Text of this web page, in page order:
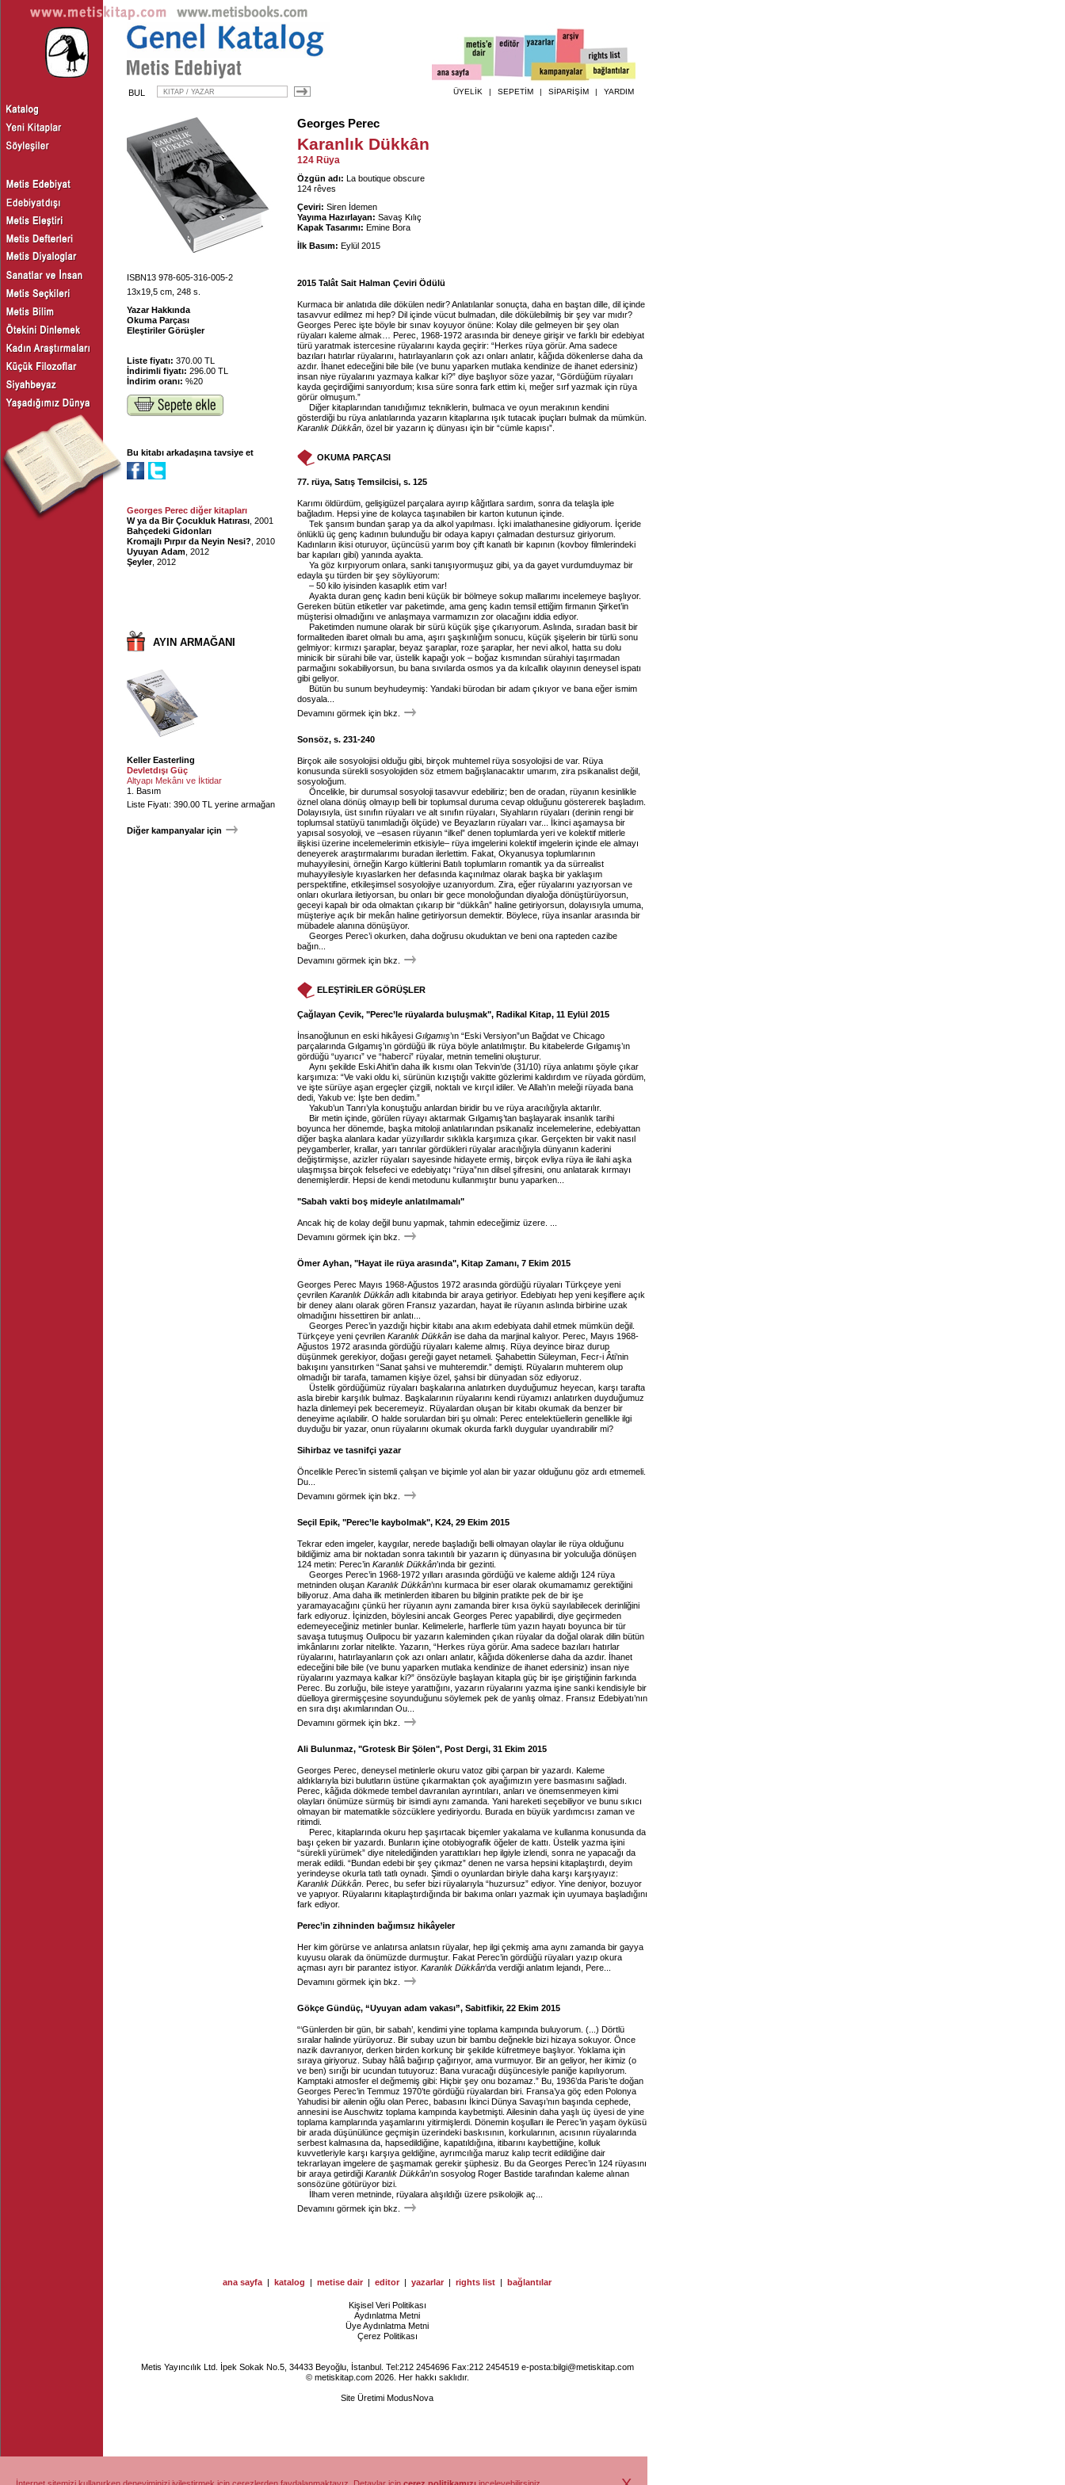
BUL ÜYELİK | SEPETİM | SİPARİŞİM | YARDIM
ISBN13 978-605-316-005-2
13x19,5 cm, 248 s.
Yazar Hakkında
Okuma Parçası
Eleştiriler Görüşler
Liste fiyatı: 370.00 TL
İndirimli fiyatı: 296.00 TL
İndirim oranı: %20
Bu kitabı arkadaşına tavsiye et
Georges Perec diğer kitapları
W ya da Bir Çocukluk Hatırası , 2001
Bahçedeki Gidonları
Kromajlı Pırpır da Neyin Nesi? , 2010
Uyuyan Adam , 2012
Şeyler, 2012
AYIN ARMAĞANI
Keller Easterling
Devletdışı Güç
Altyapı Mekânı ve İktidar
1. Basım
Liste Fiyatı: 390.00 TL yerine armağan
Diğer kampanyalar için
Georges Perec
Karanlık Dükkân
124 Rüya
Özgün adı: La boutique obscure
124 rêves
Çeviri: Siren İdemen
Yayıma Hazırlayan: Savaş Kılıç
Kapak Tasarımı: Emine Bora
İlk Basım: Eylül 2015
2015 Talât Sait Halman Çeviri Ödülü
Kurmaca bir anlatıda dile dökülen nedir? Anlatılanlar sonuçta, daha en baştan dille, dil içinde
tasavvur edilmez mi hep? Dil içinde vücut bulmadan, dile dökülebilmiş bir şey var mıdır?
Georges Perec işte böyle bir sınav koyuyor önüne: Kolay dile gelmeyen bir şey olan
rüyaları kaleme almak… Perec, 1968-1972 arasında bir deneye girişir ve farklı bir edebiyat
türü yaratmak istercesine rüyalarını kayda geçirir: “Herkes rüya görür. Ama sadece
bazıları hatırlar rüyalarını, hatırlayanların çok azı onları anlatır, kâğıda dökenlerse daha da
azdır. İhanet edeceğini bile bile (ve bunu yaparken mutlaka kendinize de ihanet edersiniz)
insan niye rüyalarını yazmaya kalkar ki?” diye başlıyor söze yazar, “Gördüğüm rüyaları
kayda geçirdiğimi sanıyordum; kısa süre sonra fark ettim ki, meğer sırf yazmak için rüya
görür olmuşum.”
Diğer kitaplarından tanıdığımız tekniklerin, bulmaca ve oyun merakının kendini
gösterdiği bu rüya anlatılarında yazarın kitaplarına ışık tutacak ipuçları bulmak da mümkün.
Karanlık Dükkân , özel bir yazarın iç dünyası için bir “cümle kapısı”.
OKUMA PARÇASI
77. rüya, Satış Temsilcisi, s. 125
Karımı öldürdüm, gelişigüzel parçalara ayırıp kâğıtlara sardım, sonra da telaşla iple
bağladım. Hepsi yine de kolayca taşınabilen bir karton kutunun içinde.
Tek şansım bundan şarap ya da alkol yapılması. İçki imalathanesine gidiyorum. İçeride
önlüklü üç genç kadının bulunduğu bir odaya kapıyı çalmadan destursuz giriyorum.
Kadınların ikisi oturuyor, üçüncüsü yarım boy çift kanatlı bir kapının (kovboy filmlerindeki
bar kapıları gibi) yanında ayakta.
Ya göz kırpıyorum onlara, sanki tanışıyormuşuz gibi, ya da gayet vurdumduymaz bir
edayla şu türden bir şey söylüyorum:
– 50 kilo iyisinden kasaplık etim var!
Ayakta duran genç kadın beni küçük bir bölmeye sokup mallarımı incelemeye başlıyor.
Gereken bütün etiketler var paketimde, ama genç kadın temsil ettiğim firmanın Şirket’in
müşterisi olmadığını ve anlaşmaya varmamızın zor olacağını iddia ediyor.
Paketimden numune olarak bir sürü küçük şişe çıkarıyorum. Aslında, sıradan basit bir
formaliteden ibaret olmalı bu ama, aşırı şaşkınlığım sonucu, küçük şişelerin bir türlü sonu
gelmiyor: kırmızı şaraplar, beyaz şaraplar, roze şaraplar, her nevi alkol, hatta su dolu
minicik bir sürahi bile var, üstelik kapağı yok – boğaz kısmından sürahiyi taşırmadan
parmağını sokabiliyorsun, bu bana sıvılarda osmos ya da kılcallık olayının deneysel ispatı
gibi geliyor.
Bütün bu sunum beyhudeymiş: Yandaki bürodan bir adam çıkıyor ve bana eğer ismim
dosyala...
Devamını görmek için bkz.
Sonsöz, s. 231-240
Birçok aile sosyolojisi olduğu gibi, birçok muhtemel rüya sosyolojisi de var. Rüya
konusunda sürekli sosyolojiden söz etmem bağışlanacaktır umarım, zira psikanalist değil,
sosyoloğum.
Öncelikle, bir durumsal sosyoloji tasavvur edebiliriz; ben de oradan, rüyanın kesinlikle
öznel olana dönüş olmayıp belli bir toplumsal duruma cevap olduğunu göstererek başladım.
Dolayısıyla, üst sınıfın rüyaları ve alt sınıfın rüyaları, Siyahların rüyaları (derinin rengi bir
toplumsal statüyü tanımladığı ölçüde) ve Beyazların rüyaları var... İkinci aşamaysa bir
yapısal sosyoloji, ve –esasen rüyanın “ilkel” denen toplumlarda yeri ve kolektif mitlerle
ilişkisi üzerine incelemelerimin etkisiyle– rüya imgelerini kolektif imgelerin içinde ele almayı
deneyerek araştırmalarımı buradan ilerlettim. Fakat, Okyanusya toplumlarının
muhayyilesini, örneğin Kargo kültlerini Batılı toplumların romantik ya da sürrealist
muhayyilesiyle kıyaslarken her defasında kaçınılmaz olarak başka bir yaklaşım
perspektifine, etkileşimsel sosyolojiye uzanıyordum. Zira, eğer rüyalarını yazıyorsan ve
onları okurlara iletiyorsan, bu onları bir gece monoloğundan diyaloğa dönüştürüyorsun,
geceyi kapalı bir oda olmaktan çıkarıp bir “dükkân” haline getiriyorsun, dolayısıyla umuma,
müşteriye açık bir mekân haline getiriyorsun demektir. Böylece, rüya insanlar arasında bir
mübadele alanına dönüşüyor.
Georges Perec’i okurken, daha doğrusu okuduktan ve beni ona rapteden cazibe
bağın...
Devamını görmek için bkz.
ELEŞTİRİLER GÖRÜŞLER
Çağlayan Çevik, "Perec’le rüyalarda buluşmak", Radikal Kitap, 11 Eylül 2015
İnsanoğlunun en eski hikâyesi Gılgamış’ın “Eski Versiyon”un Bağdat ve Chicago
parçalarında Gılgamış’ın gördüğü ilk rüya böyle anlatılmıştır. Bu kitabelerde Gılgamış’ın
gördüğü “uyarıcı” ve “haberci” rüyalar, metnin temelini oluşturur.
Aynı şekilde Eski Ahit’in daha ilk kısmı olan Tekvin’de (31/10) rüya anlatımı şöyle çıkar
karşımıza: “Ve vaki oldu ki, sürünün kızıştığı vakitte gözlerimi kaldırdım ve rüyada gördüm,
ve işte sürüye aşan ergeçler çizgili, noktalı ve kırçıl idiler. Ve Allah’ın meleği rüyada bana
dedi, Yakub ve: İşte ben dedim.”
Yakub’un Tanrı’yla konuştuğu anlardan biridir bu ve rüya aracılığıyla aktarılır.
Bir metin içinde, görülen rüyayı aktarmak Gılgamış’tan başlayarak insanlık tarihi
boyunca her dönemde, başka mitoloji anlatılarından psikanaliz incelemelerine, edebiyattan
diğer başka alanlara kadar yüzyıllardır sıklıkla karşımıza çıkar. Gerçekten bir vakit nasıl
peygamberler, krallar, yarı tanrılar gördükleri rüyalar aracılığıyla dünyanın kaderini
değiştirmişse, azizler rüyaları sayesinde hidayete ermiş, birçok evliya rüya ile ilahi aşka
ulaşmışsa birçok felsefeci ve edebiyatçı “rüya”nın dilsel şifresini, onu anlatarak kırmayı
denemişlerdir. Hepsi de kendi metodunu kullanmıştır bunu yaparken...
"Sabah vakti boş mideyle anlatılmamalı"
Ancak hiç de kolay değil bunu yapmak, tahmin edeceğimiz üzere. ...
Devamını görmek için bkz.
Ömer Ayhan, "Hayat ile rüya arasında", Kitap Zamanı, 7 Ekim 2015
Georges Perec Mayıs 1968-Ağustos 1972 arasında gördüğü rüyaları Türkçeye yeni
çevrilen Karanlık Dükkân adlı kitabında bir araya getiriyor. Edebiyatı hep yeni keşiflere açık
bir deney alanı olarak gören Fransız yazardan, hayat ile rüyanın aslında birbirine uzak
olmadığını hissettiren bir anlatı...
Georges Perec’in yazdığı hiçbir kitabı ana akım edebiyata dahil etmek mümkün değil.
Türkçeye yeni çevrilen Karanlık Dükkân ise daha da marjinal kalıyor. Perec, Mayıs 1968-
Ağustos 1972 arasında gördüğü rüyaları kaleme almış. Rüya deyince biraz durup
düşünmek gerekiyor, doğası gereği gayet netameli. Şahabettin Süleyman, Fecr-i Âti’nin
bakışını yansıtırken “Sanat şahsi ve muhteremdir.” demişti. Rüyaların muhterem olup
olmadığı bir tarafa, tamamen kişiye özel, şahsi bir dünyadan söz ediyoruz.
Üstelik gördüğümüz rüyaları başkalarına anlatırken duyduğumuz heyecan, karşı tarafta
asla birebir karşılık bulmaz. Başkalarının rüyalarını kendi rüyamızı anlatırken duyduğumuz
hazla dinlemeyi pek beceremeyiz. Rüyalardan oluşan bir kitabı okumak da benzer bir
deneyime açılabilir. O halde sorulardan biri şu olmalı: Perec entelektüellerin genellikle ilgi
duyduğu bir yazar, onun rüyalarını okumak okurda farklı duygular uyandırabilir mi?
Sihirbaz ve tasnifçi yazar
Öncelikle Perec’in sistemli çalışan ve biçimle yol alan bir yazar olduğunu göz ardı etmemeli.
Du...
Devamını görmek için bkz.
Seçil Epik, "Perec’le kaybolmak", K24, 29 Ekim 2015
Tekrar eden imgeler, kaygılar, nerede başladığı belli olmayan olaylar ile rüya olduğunu
bildiğimiz ama bir noktadan sonra takıntılı bir yazarın iç dünyasına bir yolculuğa dönüşen
124 metin: Perec’in Karanlık Dükkân’ında bir gezinti.
Georges Perec’in 1968-1972 yılları arasında gördüğü ve kaleme aldığı 124 rüya
metninden oluşan Karanlık Dükkân’ını kurmaca bir eser olarak okumamamız gerektiğini
biliyoruz. Ama daha ilk metinlerden itibaren bu bilginin pratikte pek de bir işe
yaramayacağını çünkü her rüyanın aynı zamanda birer kısa öykü sayılabilecek derinliğini
fark ediyoruz. İçinizden, böylesini ancak Georges Perec yapabilirdi, diye geçirmeden
edemeyeceğiniz metinler bunlar. Kelimelerle, harflerle tüm yazın hayatı boyunca bir tür
savaşa tutuşmuş Oulipocu bir yazarın kaleminden çıkan rüyalar da doğal olarak dilin bütün
imkânlarını zorlar nitelikte. Yazarın, “Herkes rüya görür. Ama sadece bazıları hatırlar
rüyalarını, hatırlayanların çok azı onları anlatır, kâğıda dökenlerse daha da azdır. İhanet
edeceğini bile bile (ve bunu yaparken mutlaka kendinize de ihanet edersiniz) insan niye
rüyalarını yazmaya kalkar ki?” önsözüyle başlayan kitapla güç bir işe giriştiğinin farkında
Perec. Bu zorluğu, bile isteye yarattığını, yazarın rüyalarını yazma işine sanki kendisiyle bir
düelloya girermişçesine soyunduğunu söylemek pek de yanlış olmaz. Fransız Edebiyatı’nın
en sıra dışı akımlarından Ou...
Devamını görmek için bkz.
Ali Bulunmaz, "Grotesk Bir Şölen", Post Dergi, 31 Ekim 2015
Georges Perec, deneysel metinlerle okuru vatoz gibi çarpan bir yazardı. Kaleme
aldıklarıyla bizi bulutların üstüne çıkarmaktan çok ayağımızın yere basmasını sağladı.
Perec, kâğıda dökmede tembel davranılan ayrıntıları, anları ve önemsenmeyen kimi
olayları önümüze sürmüş bir isimdi aynı zamanda. Yani hareketi seçebiliyor ve bunu sıkıcı
olmayan bir matematikle sözcüklere yediriyordu. Burada en büyük yardımcısı zaman ve
ritimdi.
Perec, kitaplarında okuru hep şaşırtacak biçemler yakalama ve kullanma konusunda da
başı çeken bir yazardı. Bunların içine otobiyografik öğeler de kattı. Üstelik yazma işini
“sürekli yürümek” diye nitelediğinden yarattıkları hep ilgiyle izlendi, sonra ne yapacağı da
merak edildi. “Bundan edebi bir şey çıkmaz” denen ne varsa hepsini kitaplaştırdı, deyim
yerindeyse okurla tatlı tatlı oynadı. Şimdi o oyunlardan biriyle daha karşı karşıyayız:
Karanlık Dükkân . Perec, bu sefer bizi rüyalarıyla “huzursuz” ediyor. Yine deniyor, bozuyor
ve yapıyor. Rüyalarını kitaplaştırdığında bir bakıma onları yazmak için uyumaya başladığını
fark ediyor.
Perec’in zihninden bağımsız hikâyeler
Her kim görürse ve anlatırsa anlatsın rüyalar, hep ilgi çekmiş ama aynı zamanda bir gayya
kuyusu olarak da önümüzde durmuştur. Fakat Perec’in gördüğü rüyaları yazıp okura
açması ayrı bir parantez istiyor. Karanlık Dükkân‘da verdiği anlatım lejandı, Pere...
Devamını görmek için bkz.
Gökçe Gündüç, “Uyuyan adam vakası”, Sabitfikir, 22 Ekim 2015
“‘Günlerden bir gün, bir sabah’, kendimi yine toplama kampında buluyorum. (...) Dörtlü
sıralar halinde yürüyoruz. Bir subay uzun bir bambu değnekle bizi hizaya sokuyor. Önce
nazik davranıyor, derken birden korkunç bir şekilde küfretmeye başlıyor. Yoklama için
sıraya giriyoruz. Subay hâlâ bağırıp çağırıyor, ama vurmuyor. Bir an geliyor, her ikimiz (o
ve ben) sırığı bir ucundan tutuyoruz: Bana vuracağı düşüncesiyle paniğe kapılıyorum.
Kamptaki atmosfer el değmemiş gibi: Hiçbir şey onu bozamaz.” Bu, 1936’da Paris’te doğan
Georges Perec’in Temmuz 1970’te gördüğü rüyalardan biri. Fransa’ya göç eden Polonya
Yahudisi bir ailenin oğlu olan Perec, babasını İkinci Dünya Savaşı’nın başında cephede,
annesini ise Auschwitz toplama kampında kaybetmişti. Ailesinin daha yaşlı üç üyesi de yine
toplama kamplarında yaşamlarını yitirmişlerdi. Dönemin koşulları ile Perec’in yaşam öyküsü
bir arada düşünülünce geçmişin üzerindeki baskısının, korkularının, acısının rüyalarında
serbest kalmasına da, hapsedildiğine, kapatıldığına, itibarını kaybettiğine, kolluk
kuvvetleriyle karşı karşıya geldiğine, ayrımcılığa maruz kalıp tecrit edildiğine dair
tekrarlayan imgelere de şaşmamak gerekir şüphesiz. Bu da Georges Perec’in 124 rüyasını
bir araya getirdiği Karanlık Dükkân’ın sosyolog Roger Bastide tarafından kaleme alınan
sonsözüne götürüyor bizi.
İlham veren metninde, rüyalara alışıldığı üzere psikolojik aç...
Devamını görmek için bkz.
ana sayfa | katalog | metise dair | editor | yazarlar | rights list | bağlantılar
Kişisel Veri Politikası
Aydınlatma Metni
Üye Aydınlatma Metni
Çerez Politikası
Metis Yayıncılık Ltd. İpek Sokak No.5, 34433 Beyoğlu, İstanbul. Tel:212 2454696 Fax:212 2454519 e-posta:bilgi@metiskitap.com
© metiskitap.com 2026. Her hakkı saklıdır.
Site Üretimi ModusNova